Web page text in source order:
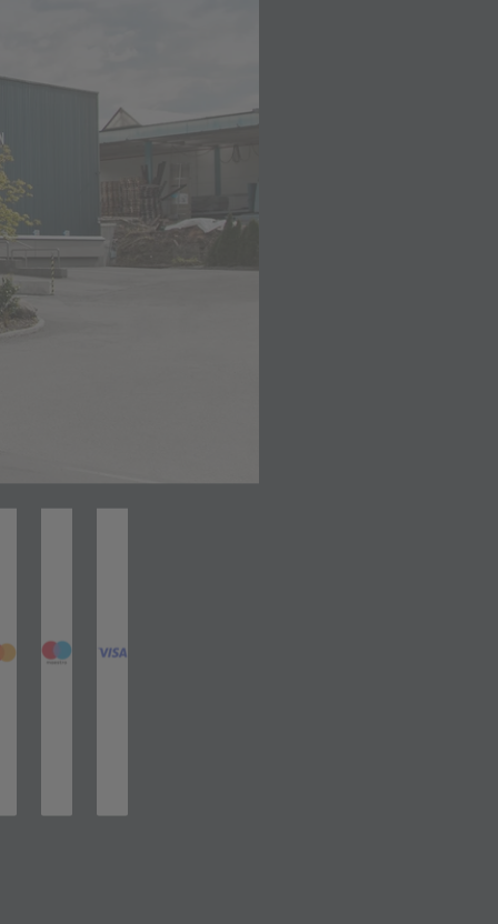
in neuem Tab)
(öffnet in neuem Tab)
(öffnet in neuem Tab)